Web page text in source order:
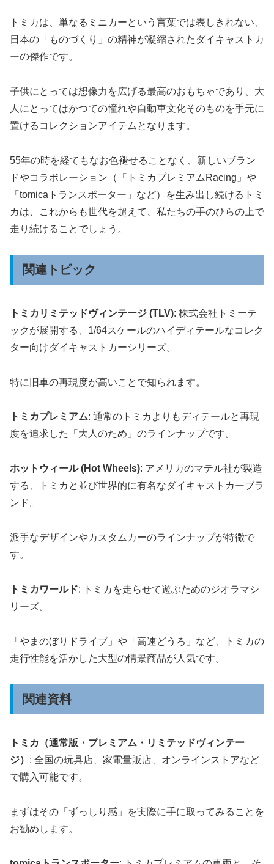
トミカは、単なるミニカーという言葉では表しきれない、
日本の「ものづくり」の精神が凝縮されたダイキャストカ
ーの傑作です。
子供にとっては想像力を広げる最高のおもちゃであり、大
人にとってはかつての憧れや自動車文化そのものを手元に
置けるコレクションアイテムとなります。
55年の時を経てもなお色褪せることなく、新しいブラン
ドやコラボレーション（「トミカプレミアムRacing」や
「tomicaトランスポーター」など）を生み出し続けるトミ
カは、これからも世代を超えて、私たちの手のひらの上で
走り続けることでしょう。
関連トピック
トミカリミテッドヴィンテージ (TLV): 株式会社トミーテ
ックが展開する、1/64スケールのハイディテールなコレク
ター向けダイキャストカーシリーズ。
特に旧車の再現度が高いことで知られます。
トミカプレミアム: 通常のトミカよりもディテールと再現
度を追求した「大人のため」のラインナップです。
ホットウィール (Hot Wheels): アメリカのマテル社が製造
する、トミカと並び世界的に有名なダイキャストカーブラ
ンド。
派手なデザインやカスタムカーのラインナップが特徴で
す。
トミカワールド: トミカを走らせて遊ぶためのジオラマシ
リーズ。
「やまのぼりドライブ」や「高速どうろ」など、トミカの
走行性能を活かした大型の情景商品が人気です。
関連資料
トミカ（通常版・プレミアム・リミテッドヴィンテー
ジ） : 全国の玩具店、家電量販店、オンラインストアなど
で購入可能です。
まずはその「ずっしり感」を実際に手に取ってみることを
お勧めします。